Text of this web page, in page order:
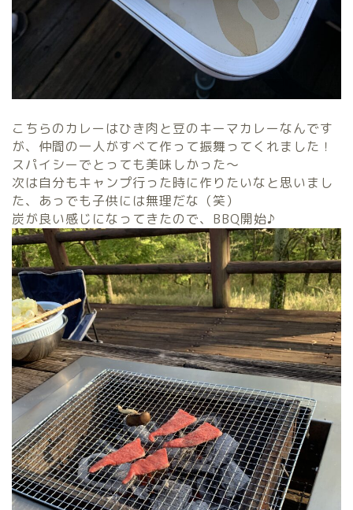
こちらのカレーはひき肉と豆のキーマカレーなんです
が、仲間の一人がすべて作って振舞ってくれました！
スパイシーでとっても美味しかった～
次は自分もキャンプ行った時に作りたいなと思いまし
た、あっでも子供には無理だな（笑）
炭が良い感じになってきたので、BBQ開始♪